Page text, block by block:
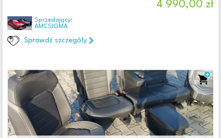
4 990,00 zł
Sprzedający:
AMCSIGMA
Sprawdź szczegóły